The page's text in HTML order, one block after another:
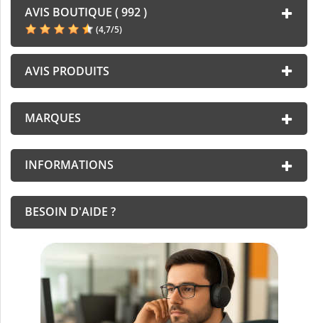
AVIS BOUTIQUE ( 992 )
(4,7/5)
AVIS PRODUITS
MARQUES
INFORMATIONS
BESOIN D'AIDE ?